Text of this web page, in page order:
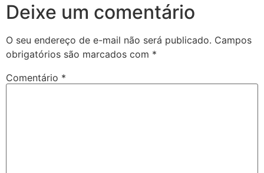
Deixe um comentário
O seu endereço de e-mail não será publicado. Campos
obrigatórios são marcados com *
Comentário *